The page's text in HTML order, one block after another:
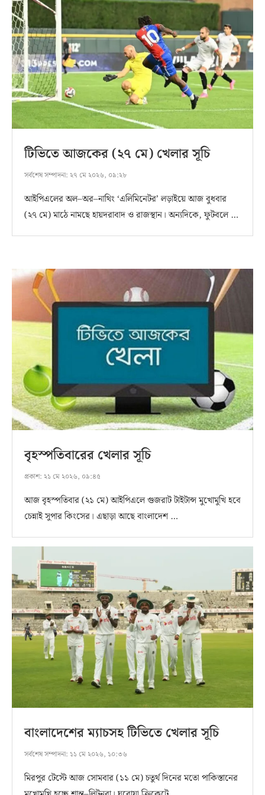
টিভিতে আজকের (২৭ মে) খেলার সূচি
সর্বশেষ সম্পাদনা: ২৭ মে ২০২৬, ০৯:২৮
আইপিএলের অল–অর–নাথিং ‘এলিমিনেটর’ লড়াইয়ে আজ বুধবার
(২৭ মে) মাঠে নামছে হায়দরাবাদ ও রাজস্থান। অন্যদিকে, ফুটবলে …
বৃহস্পতিবারের খেলার সূচি
প্রকাশ: ২১ মে ২০২৬, ০৯:৪৫
আজ বৃহস্পতিবার (২১ মে) আইপিএলে গুজরাট টাইটান্স মুখোমুখি হবে
চেন্নাই সুপার কিংসের। এছাড়া আছে বাংলাদেশ …
বাংলাদেশের ম্যাচসহ টিভিতে খেলার সূচি
সর্বশেষ সম্পাদনা: ১১ মে ২০২৬, ১০:৩৬
মিরপুর টেস্টে আজ সোমবার (১১ মে) চতুর্থ দিনের মতো পাকিস্তানের